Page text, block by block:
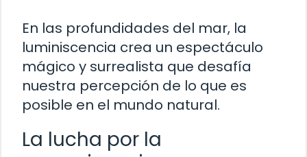
En las profundidades del mar, la
luminiscencia crea un espectáculo
mágico y surrealista que desafía
nuestra percepción de lo que es
posible en el mundo natural.
La lucha por la